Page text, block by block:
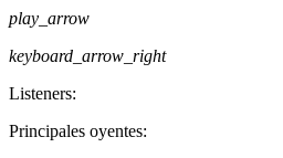
play_arrow
keyboard_arrow_right
Listeners:
Principales oyentes: